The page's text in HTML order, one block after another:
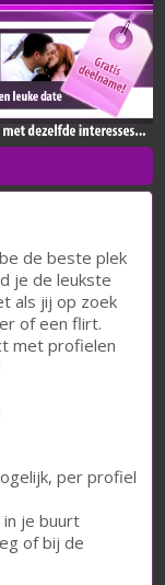
de beste plek
je de leukste
als jij op zoek
of een flirt.
met profielen
per profiel
je buurt
of bij de